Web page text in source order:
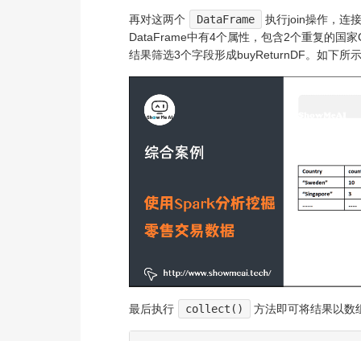
再对这两个 DataFrame
执行join操作，连
DataFrame中有4个属性，包含2个重复的国
结果筛选3个字段形成buyReturnDF。如下所
最后执行 collect() 方法即可将结果以数